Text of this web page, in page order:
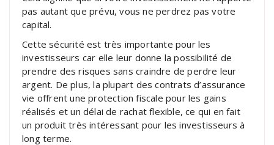
pas autant que prévu, vous ne perdrez pas votre
capital.
Cette sécurité est très importante pour les
investisseurs car elle leur donne la possibilité de
prendre des risques sans craindre de perdre leur
argent. De plus, la plupart des contrats d’assurance
vie offrent une protection fiscale pour les gains
réalisés et un délai de rachat flexible, ce qui en fait
un produit très intéressant pour les investisseurs à
long terme.